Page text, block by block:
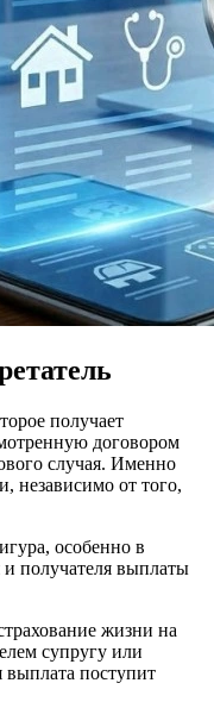
получает
договором
случая. Именно
независимо от того,
особенно в
и получателя выплаты
жизни на
супругу или
выплата поступит